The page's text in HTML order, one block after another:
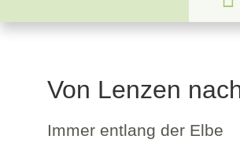
Von Lenzen
Immer entlang der Elbe